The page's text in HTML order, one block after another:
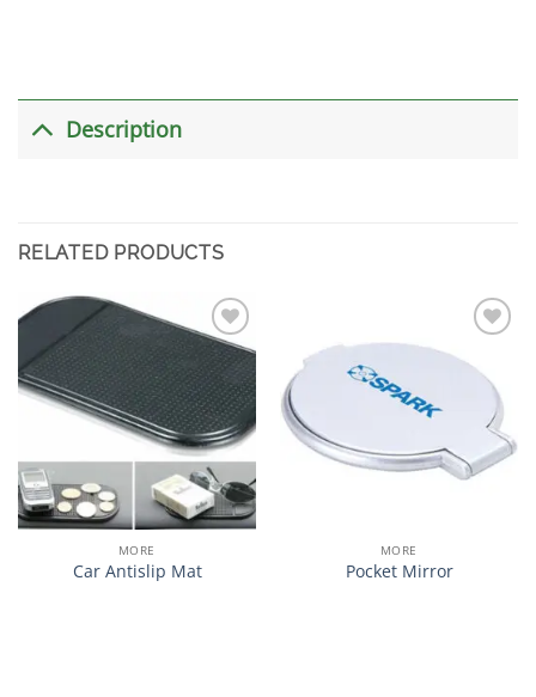
Description
RELATED PRODUCTS
加入
心愿
单
MORE
Car Antislip Mat
心愿
单
MORE
Pocket Mirror